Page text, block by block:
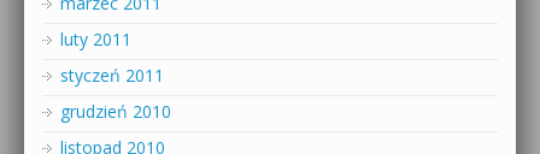
luty 2011
styczeń 2011
grudzień 2010
listopad 2010